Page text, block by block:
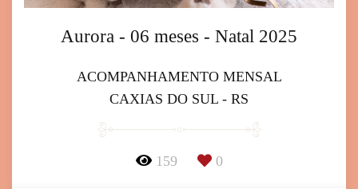
Aurora - 06 meses - Natal 2025
ACOMPANHAMENTO MENSAL
CAXIAS DO SUL - RS
159 0